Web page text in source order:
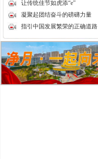
让传统佳节如虎添“e”
凝聚起团结奋斗的磅礴力量
指引中国发展繁荣的正确道路